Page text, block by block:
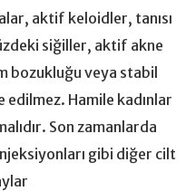
aktif keloidler, tanısı
siğiller, aktif akne
bozukluğu veya stabil
Hamile kadınlar
Son zamanlarda
gibi diğer cilt